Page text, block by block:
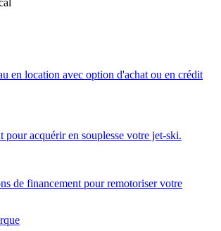
en location avec option d'achat ou en crédit
acquérir en souplesse votre jet-ski.
de financement pour remotoriser votre